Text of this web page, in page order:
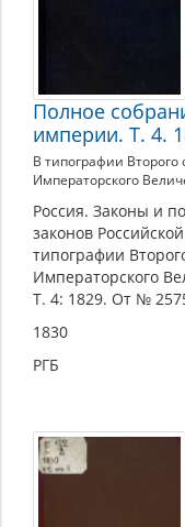
Полное
империи. Т. 4.
В типографии
Императорского
Россия. Законы и
законов
типографии
Императорского
Т. 4: 1829. От №
1830
РГБ